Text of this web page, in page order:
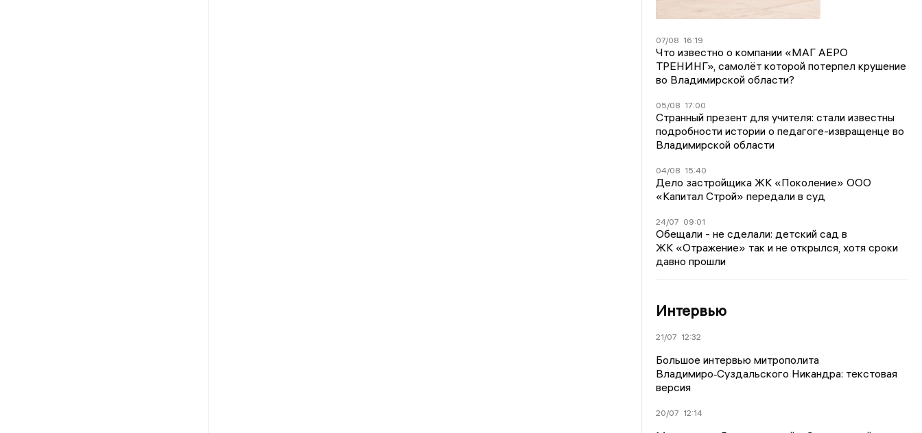
07/08 16:19
Что известно о компании «МАГ АЕРО
ТРЕНИНГ», самолёт которой потерпел крушение
во Владимирской области?
05/08 17:00
Странный презент для учителя: стали известны
подробности истории о педагоге-извращенце во
Владимирской области
04/08 15:40
Дело застройщика ЖК «Поколение» ООО
«Капитал Строй» передали в суд
24/07 09:01
Обещали - не сделали: детский сад в
ЖК «Отражение» так и не открылся, хотя сроки
давно прошли
Интервью
21/07 12:32
Большое интервью митрополита
Владимиро‑Суздальского Никандра: текстовая
версия
20/07 12:14